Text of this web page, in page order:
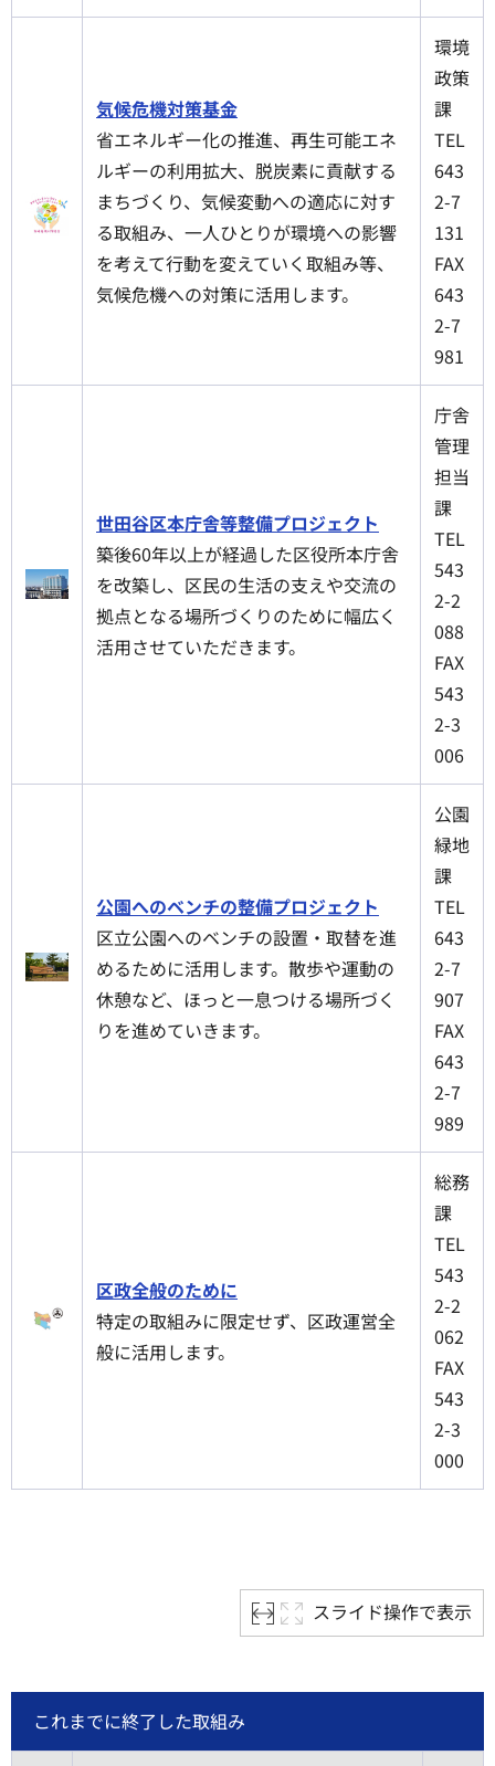
気候危機対策基金
省エネルギー化の推進、再生可能エネ
ルギーの利用拡大、脱炭素に貢献する
まちづくり、気候変動への適応に対す
る取組み、一人ひとりが環境への影響
を考えて行動を変えていく取組み等、
気候危機への対策に活用します。
環境
政策
課
TEL
643
2-7
131
FAX
643
2-7
981
世田谷区本庁舎等整備プロジェクト
築後60年以上が経過した区役所本庁舎
を改築し、区民の生活の支えや交流の
拠点となる場所づくりのために幅広く
活用させていただきます。
庁舎
管理
担当
課
TEL
543
2-2
088
FAX
543
2-3
006
公園へのベンチの整備プロジェクト
区立公園へのベンチの設置・取替を進
めるために活用します。散歩や運動の
休憩など、ほっと一息つける場所づく
りを進めていきます。
公園
緑地
課
TEL
643
2-7
907
FAX
643
2-7
989
区政全般のために
特定の取組みに限定せず、区政運営全
般に活用します。
総務
課
TEL
543
2-2
062
FAX
543
2-3
000
スライド操作で表示
これまでに終了した取組み